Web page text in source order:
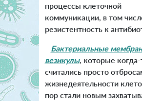
процессы клеточной
коммуникации, в том
резистентность к
Бактериальные
везикулы, которые когда-
считались просто
жизнедеятельности
пор стали новым